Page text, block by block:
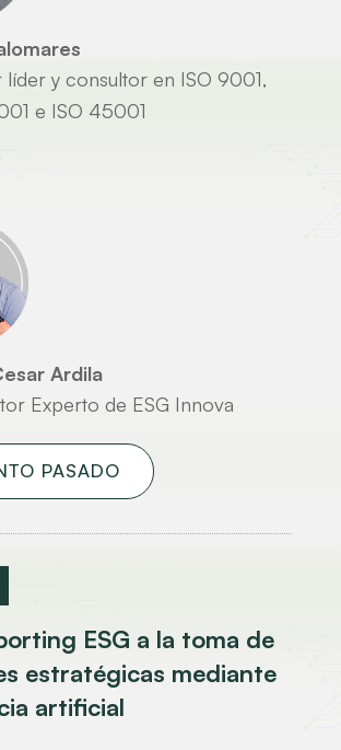
líder y consultor en ISO 9001,
e ISO 45001
Ardila
Experto de ESG Innova
PASADO
ESG a la toma de
estratégicas mediante
artificial